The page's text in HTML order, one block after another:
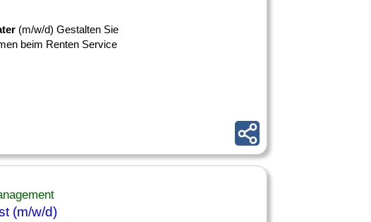
(m/w/d) Gestalten Sie
beim Renten Service
(m/w/d)